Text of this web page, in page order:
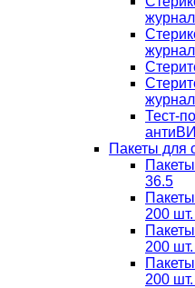
Тест-
Пакеты для
36.5
200
200
200